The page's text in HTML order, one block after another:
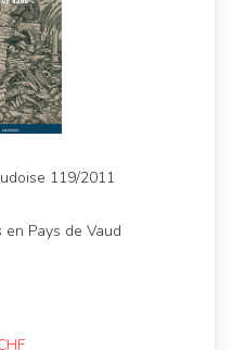
119/2011
Pays de Vaud